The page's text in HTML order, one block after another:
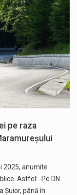
pe raza
2025, anumite
Astfel: -Pe DN
Șuior, până în